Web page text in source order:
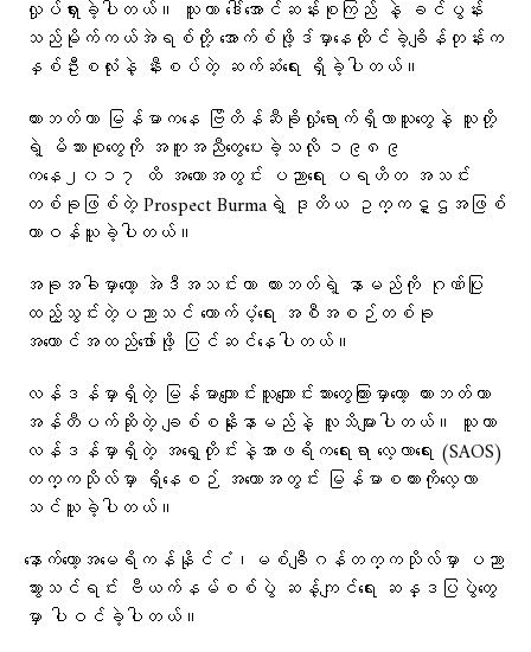
လှုပ်ရှားခဲ့ပါတယ်။ သူဟာ ဒေါ်အောင်ဆန်းစုကြည် နဲ့ ခင်ပွန်း
သည်မိုက်ကယ်အဲရစ်တို့ အောက်စ်ဖို့ဒ်မှာနေထိုင်ခဲ့ချိန်တုန်းက
နှစ်ဦးစလုံးနဲ့ နီးစပ်တဲ့ ဆက်ဆံရေး ရှိခဲ့ပါတယ်။
ဟားဘတ်ဟာ မြန်မာကနေ ဗြိတိန်ဆီခိုလှုံရောက်ရှိလာသူတွေနဲ့ သူတို့
ရဲ့ မိသားစုတွေကို အကူအညီတွေပေးခဲ့သလို ၁၉၈၉
ကနေ၂၀၁၇ ထိ အတောအတွင်း ပညာရေး ပရဟိတ အသင်း
တစ်ခုဖြစ်တဲ့ Prospect Burmaရဲ့ ဒုတိယ ဥက္ကဋ္ဌအဖြစ်
တာဝန်ယူခဲ့ပါတယ်။
အခုအခါမှာတော့ အဲဒီအသင်းဟာ ဟားဘတ်ရဲ့ နာမည်ကို ဂုဏ်ပြု
ထည့်သွင်းတဲ့ပညာသင် ထောက်ပံ့ရေး အစီအစဉ်တစ်ခု
အကောင်အထည်ဖော်ဖို့ ပြင်ဆင်နေပါတယ်။
လန်ဒန်မှာရှိတဲ့ မြန်မာကျောင်းသူကျောင်းသားတွေကြားမှာတော့ ဟားဘတ်ဟာ
အန်တီပက်ဆိုတဲ့ ချစ်စနိုးနာမည်နဲ့ လူသိများပါတယ်။ သူဟာ
လန်ဒန်မှာရှိတဲ့ အရှေ့တိုင်းနဲ့အာဖရိကရေးရာ လေ့လာရေး (SAOS)
တက္ကသိုလ်မှာ ရှိနေစဉ် အတောအတွင်း မြန်မာစကားကိုလေ့လာ
သင်ယူခဲ့ပါတယ်။
နောက်တော့အမေရိကန်နိုင်ငံ၊မစ်ချီဂန်တက္ကသိုလ်မှာ ပညာ
သွားသင်ရင်း ဗီယက်နမ်စစ်ပွဲ ဆန့်ကျင်ရေး ဆန္ဒပြပွဲတွေ
မှာ ပါဝင်ခဲ့ပါတယ်။